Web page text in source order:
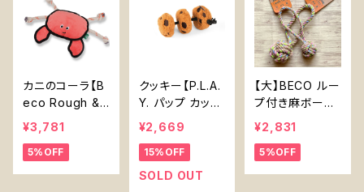
o Plastic Poop
Bags
カニのコーラ【B
eco Rough &
Tough Recycl
ed Plastic Cra
b】
¥3,781
5%OFF
クッキー【P.L.A.
Y. パップ カップ
カフェ】犬用おも
ちゃ Cookies
n' Treats 【P.L.
A.Y. Pup Cup
¥2,669
15%OFF
SOLD OUT
【大】BECO ルー
プ付き麻ボール
【Large】Beco
Hemp Ball wit
h Handle
¥2,831
5%OFF